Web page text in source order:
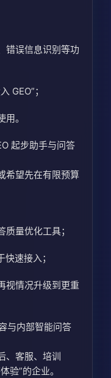
错误信息识别等功
GEO”；
。
起步助手与问答
希望先在有限预算
量优化工具；
速接入；
视情况升级到更重
与内部智能问答
、客服、培训
验”的企业。